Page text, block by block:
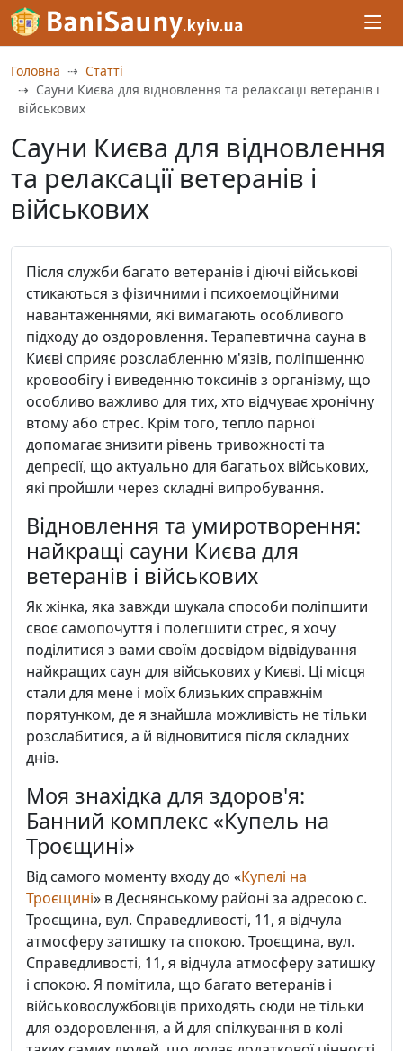
Головна
Статті
Сауни Києва для відновлення та релаксації ветеранів і
військових
Сауни Києва для відновлення
та релаксації ветеранів і
військових
Після служби багато ветеранів і діючі військові
стикаються з фізичними і психоемоційними
навантаженнями, які вимагають особливого
підходу до оздоровлення. Терапевтична сауна в
Києві сприяє розслабленню м'язів, поліпшенню
кровообігу і виведенню токсинів з організму, що
особливо важливо для тих, хто відчуває хронічну
втому або стрес. Крім того, тепло парної
допомагає знизити рівень тривожності та
депресії, що актуально для багатьох військових,
які пройшли через складні випробування.
Відновлення та умиротворення:
найкращі сауни Києва для
ветеранів і військових
Як жінка, яка завжди шукала способи поліпшити
своє самопочуття і полегшити стрес, я хочу
поділитися з вами своїм досвідом відвідування
найкращих саун для військових у Києві. Ці місця
стали для мене і моїх близьких справжнім
порятунком, де я знайшла можливість не тільки
розслабитися, а й відновитися після складних
днів.
Моя знахідка для здоров'я:
Банний комплекс «Купель на
Троєщині»
Від самого моменту входу до «Купелі на
Троєщині» в Деснянському районі за адресою с.
Троєщина, вул. Справедливості, 11, я відчула
атмосферу затишку та спокою. Троєщина, вул.
Справедливості, 11, я відчула атмосферу затишку
і спокою. Я помітила, що багато ветеранів і
військовослужбовців приходять сюди не тільки
для оздоровлення, а й для спілкування в колі